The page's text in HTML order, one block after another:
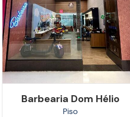
Barbearia Dom Hélio
Piso